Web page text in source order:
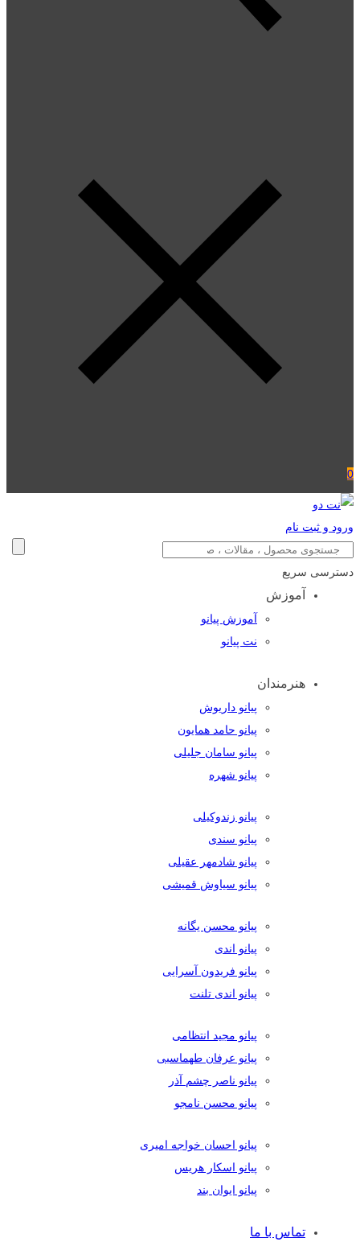
0
ورود و ثبت نام
دسترسی سریع
آموزش
آموزش پیانو
نت پیانو
هنرمندان
پیانو داریوش
پیانو حامد همایون
پیانو سامان جلیلی
پیانو شهره
پیانو زندوکیلی
پیانو سندی
پیانو شادمهر عقیلی
پیانو سیاوش قمیشی
پیانو محسن یگانه
پیانو اندی
پیانو فریدون آسرایی
پیانو اندی تلنت
پیانو مجید انتظامی
پیانو عرفان طهماسبی
پیانو ناصر چشم آذر
پیانو محسن نامجو
پیانو احسان خواجه امیری
پیانو اسکار هریس
پیانو ایوان بند
تماس با ما